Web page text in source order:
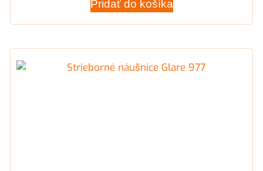
Pridať do košíka